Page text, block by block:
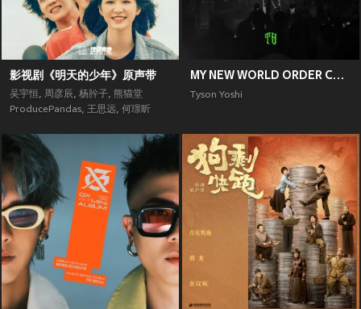
影视剧《明天的少年》原声带
吴宇恒, 周彦辰, 杨肸子, 熊猫堂
ProducePandas, 王思远, 何璟昕
MY NEW WORLD ORDER CONCERT 2022
Tyson Yoshi